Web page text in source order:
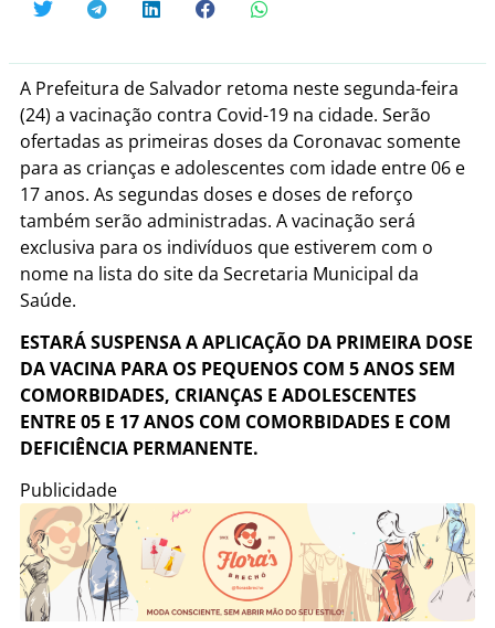
A Prefeitura de Salvador retoma neste segunda-feira
(24) a vacinação contra Covid-19 na cidade. Serão
ofertadas as primeiras doses da Coronavac somente
para as crianças e adolescentes com idade entre 06 e
17 anos. As segundas doses e doses de reforço
também serão administradas. A vacinação será
exclusiva para os indivíduos que estiverem com o
nome na lista do site da Secretaria Municipal da
Saúde.
ESTARÁ SUSPENSA A APLICAÇÃO DA PRIMEIRA DOSE
DA VACINA PARA OS PEQUENOS COM 5 ANOS SEM
COMORBIDADES, CRIANÇAS E ADOLESCENTES
ENTRE 05 E 17 ANOS COM COMORBIDADES E COM
DEFICIÊNCIA PERMANENTE.
Publicidade